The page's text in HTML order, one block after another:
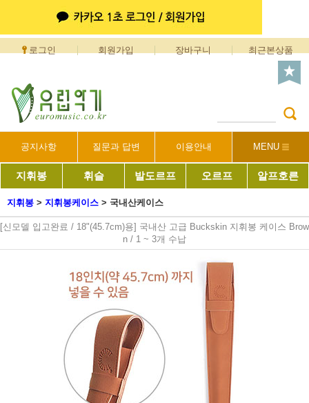
로그인 회원가입 장바구니 최근본상품
공지사항 질문과 답변 이용안내 MENU
지휘봉 휘슬 발도르프 오르프 알프호른
지휘봉 > 지휘봉케이스 > 국내산케이스
[신모델 입고완료 / 18"(45.7cm)용] 국내산 고급 Buckskin 지휘봉 케이스 Brow
n / 1 ~ 3개 수납